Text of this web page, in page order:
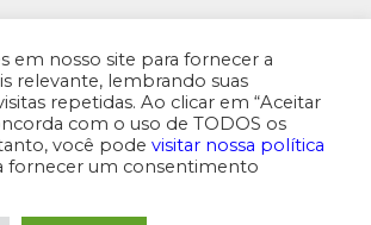
em nosso site para fornecer a
relevante, lembrando suas
repetidas. Ao clicar em “Aceitar
com o uso de TODOS os
você pode visitar nossa política
fornecer um consentimento